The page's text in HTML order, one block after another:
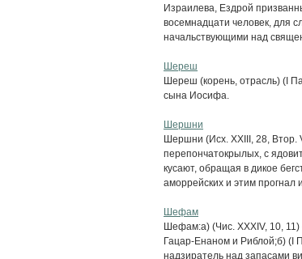
Израилева, Ездрой
восемнадцати человек, для
начальствующими над
Шереш
Шереш (корень, отрасль) (I
сына Иосифа.
Шершни
Шершни (Исх. ХХIII, 28, Втор.
перепончатокрылых, с
кусают, обращая в дикое
аморрейских и этим прогнал
Шефам
Шефам:а) (Чис. XXXIV, 10,
Гацар-Енаном и Риблой;б) (I
надзиратель над запасами